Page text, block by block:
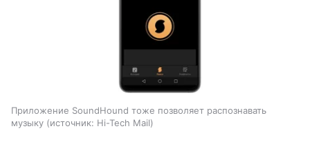
Приложение SoundHound тоже позволяет распознавать
музыку
источник: Hi-Tech Mail